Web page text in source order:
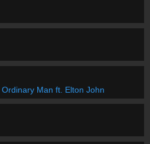
Man ft. Elton John